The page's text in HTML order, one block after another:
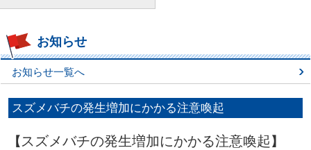
お知らせ
お知らせ一覧へ
スズメバチの発生増加にかかる注意喚起
【 スズメバチの発生増加にかかる注意喚起 】